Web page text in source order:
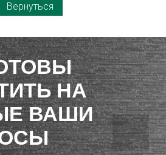
Вернуться
НА
ВАШИ